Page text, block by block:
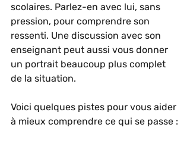
scolaires. Parlez-en avec lui, sans
pression, pour comprendre son
ressenti. Une discussion avec son
enseignant peut aussi vous donner
un portrait beaucoup plus complet
de la situation.
Voici quelques pistes pour vous aider
à mieux comprendre ce qui se passe :